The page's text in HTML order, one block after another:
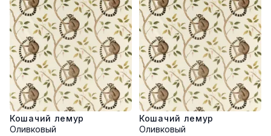
Кошачий лемур
Оливковый
Кошачий лемур
Оливковый